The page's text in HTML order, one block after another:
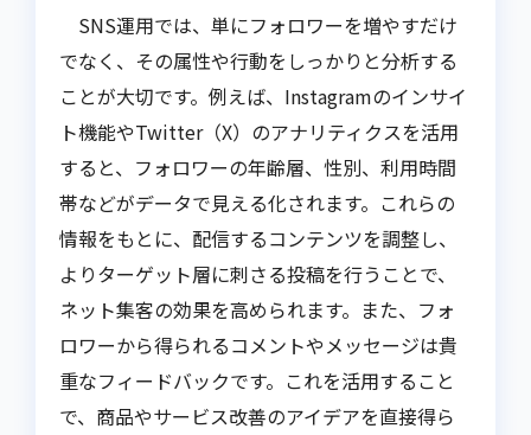
SNS運用では、単にフォロワーを増やすだけ
でなく、その属性や行動をしっかりと分析する
ことが大切です。例えば、Instagramのインサイ
ト機能やTwitter（X）のアナリティクスを活用
すると、フォロワーの年齢層、性別、利用時間
帯などがデータで見える化されます。これらの
情報をもとに、配信するコンテンツを調整し、
よりターゲット層に刺さる投稿を行うことで、
ネット集客の効果を高められます。また、フォ
ロワーから得られるコメントやメッセージは貴
重なフィードバックです。これを活用すること
で、商品やサービス改善のアイデアを直接得ら